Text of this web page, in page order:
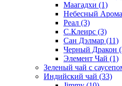
Маагадхи (1)
Небесный
Реал (3)
С.Клеирс (3)
Сан Дэлмар (11)
Черный Дракон
Элемент Чай (1)
Зеленый чай с
Индийский чай (33)